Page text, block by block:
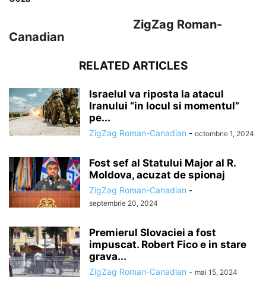
ZigZag Roman-
Canadian
RELATED ARTICLES
Israelul va riposta la atacul
Iranului “in locul si momentul”
pe...
ZigZag Roman-Canadian - octombrie 1, 2024
Fost sef al Statului Major al R.
Moldova, acuzat de spionaj
ZigZag Roman-Canadian -
septembrie 20, 2024
Premierul Slovaciei a fost
impuscat. Robert Fico e in stare
grava...
ZigZag Roman-Canadian - mai 15, 2024